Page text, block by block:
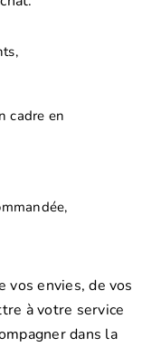
cadre en
vos envies, de vos
à votre service
dans la